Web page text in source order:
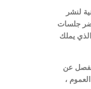
لنشر
جلسات
يملك
عن
،